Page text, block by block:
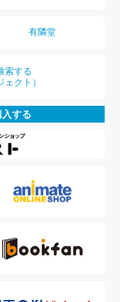
有隣堂
索する
ェクト）
する